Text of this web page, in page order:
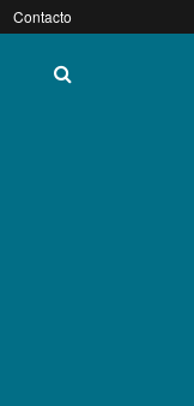
Contacto